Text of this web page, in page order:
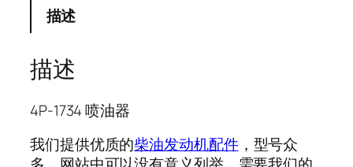
描述
描述
4P-1734 喷油器
我们提供优质的柴油发动机配件，型号众